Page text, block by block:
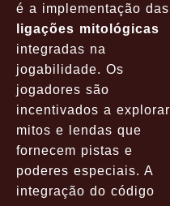
é a implementação das
ligações mitológicas
integradas na
jogabilidade. Os
jogadores são
incentivados a explorar
mitos e lendas que
fornecem pistas e
poderes especiais. A
integração do código